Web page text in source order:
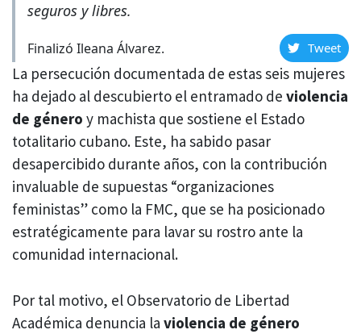
seguros y libres.
Finalizó Ileana Álvarez. Tweet
La persecución documentada de estas seis mujeres
ha dejado al descubierto el entramado de violencia
de género y machista que sostiene el Estado
totalitario cubano. Este, ha sabido pasar
desapercibido durante años, con la contribución
invaluable de supuestas “organizaciones
feministas” como la FMC, que se ha posicionado
estratégicamente para lavar su rostro ante la
comunidad internacional.
Por tal motivo, el Observatorio de Libertad
Académica denuncia la violencia de género